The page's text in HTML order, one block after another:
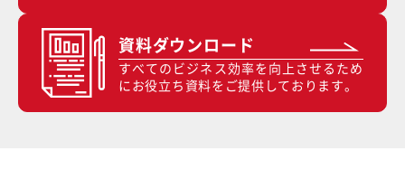
資料ダウンロード
すべてのビジネス効率を向上させるため
にお役立ち資料をご提供しております。